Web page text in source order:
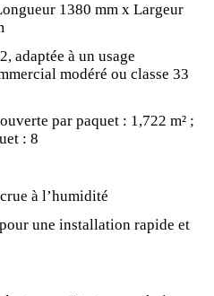
1380 mm x Largeur
adaptée à un usage
modéré ou classe 33
par paquet : 1,722 m² ;
: 8
à l’humidité
une installation rapide et